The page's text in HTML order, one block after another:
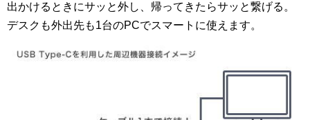
出かけるときにサッと外し、帰ってきたらサッと繋げる。
デスクも外出先も1台のPCでスマートに使えます。